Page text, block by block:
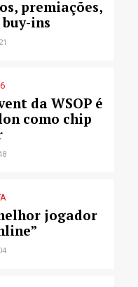
premiações,
ins
da WSOP é
como chip
jogador